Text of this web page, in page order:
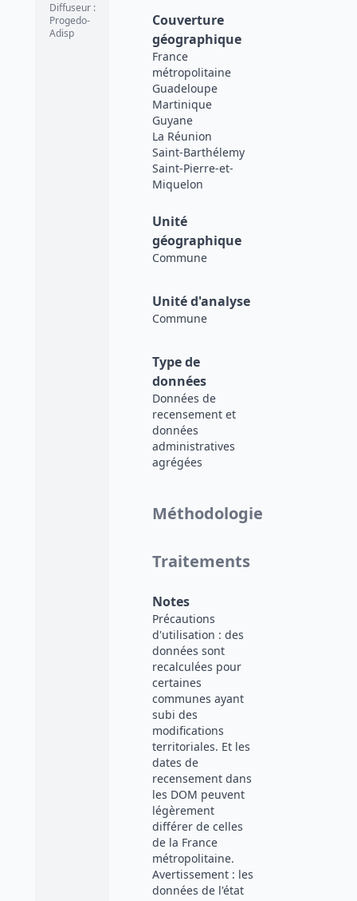
Diffuseur :
Progedo-
Adisp
Couverture
géographique
France
métropolitaine
Guadeloupe
Martinique
Guyane
La Réunion
Saint-Barthélemy
Saint-Pierre-et-
Miquelon
Unité
géographique
Commune
Unité d'analyse
Commune
Type de
données
Données de
recensement et
données
administratives
agrégées
Méthodologie
Traitements
Notes
Précautions
d'utilisation : des
données sont
recalculées pour
certaines
communes ayant
subi des
modifications
territoriales. Et les
dates de
recensement dans
les DOM peuvent
légèrement
différer de celles
de la France
métropolitaine.
Avertissement : les
données de l'état